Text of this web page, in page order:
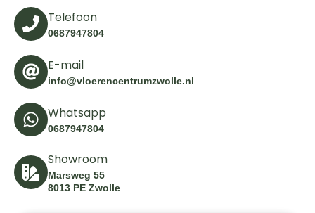
Telefoon
0687947804
E-mail
info@vloerencentrumzwolle.nl
Whatsapp
0687947804
Showroom
Marsweg 55
8013 PE Zwolle